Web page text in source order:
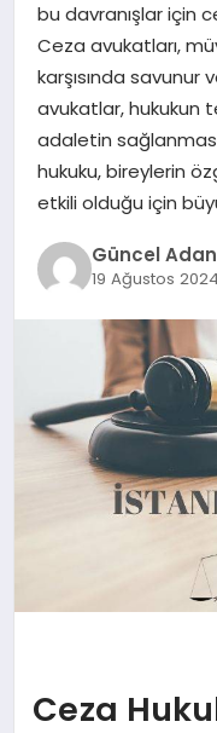
SAĞLIK
SPOR
TEKNOLOJI
bu davranışlar için
Ceza avukatları,
karşısında savunur
avukatlar, hukukun
adaletin
hukuku, bireylerin
etkili olduğu için
Güncel
19 Ağustos
Ceza